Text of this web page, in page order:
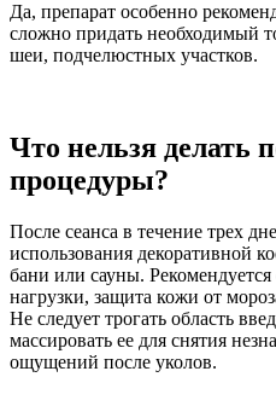
Да, препарат особенно
сложно придать необходимый
шеи, подчелюстных участков.
Что нельзя делать
процедуры?
После сеанса в течение трех
использования декоративной
бани или сауны.
нагрузки, защита кожи от
Не следует трогать область
массировать ее для снятия
ощущений после уколов.